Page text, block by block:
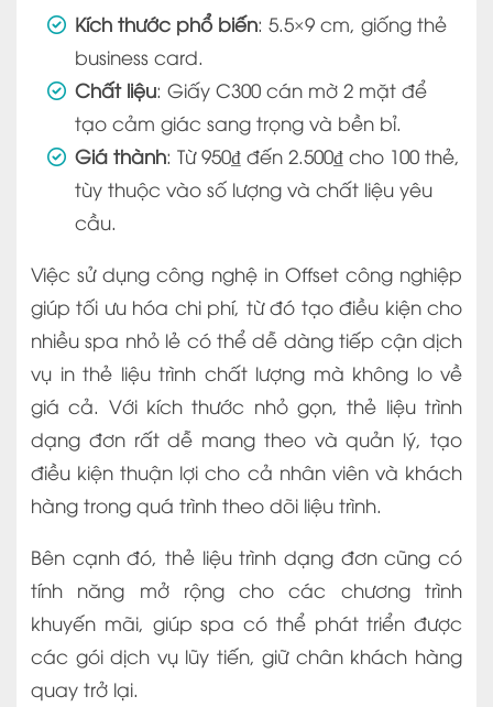
Kích thước phổ biến: 5.5×9 cm, giống thẻ
business card.
Chất liệu: Giấy C300 cán mờ 2 mặt để
tạo cảm giác sang trọng và bền bỉ.
Giá thành: Từ 950₫ đến 2.500₫ cho 100 thẻ,
tùy thuộc vào số lượng và chất liệu yêu
cầu.
Việc sử dụng công nghệ in Offset công nghiệp
giúp tối ưu hóa chi phí, từ đó tạo điều kiện cho
nhiều spa nhỏ lẻ có thể dễ dàng tiếp cận dịch
vụ in thẻ liệu trình chất lượng mà không lo về
giá cả. Với kích thước nhỏ gọn, thẻ liệu trình
dạng đơn rất dễ mang theo và quản lý, tạo
điều kiện thuận lợi cho cả nhân viên và khách
hàng trong quá trình theo dõi liệu trình.
Bên cạnh đó, thẻ liệu trình dạng đơn cũng có
tính năng mở rộng cho các chương trình
khuyến mãi, giúp spa có thể phát triển được
các gói dịch vụ lũy tiến, giữ chân khách hàng
quay trở lại.